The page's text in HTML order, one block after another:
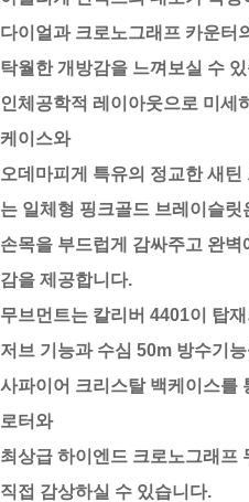
다이얼과 크로노그래프 카운터
탁월한 개방감을 느껴보실 수
인체공학적 레이아웃으로 미세
케이스와
오데마피게 특유의 정교한 새틴
는 일체형 핑크골드 브레이슬릿
손목을 부드럽게 감싸주고 완
감을 제공합니다.
무브먼트는 칼리버 4401이 탑
저브 기능과 수심 50m 방수기
사파이어 크리스탈 백케이스를
로터와
최상급 하이엔드 크로노그래프
직접 감상하실 수 있습니다.